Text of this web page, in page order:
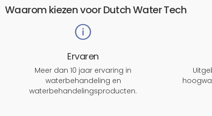
Waarom kiezen voor Dutch Water Tech
Ervaren
Meer dan 10 jaar ervaring in
waterbehandeling en
waterbehandelingsproducten.